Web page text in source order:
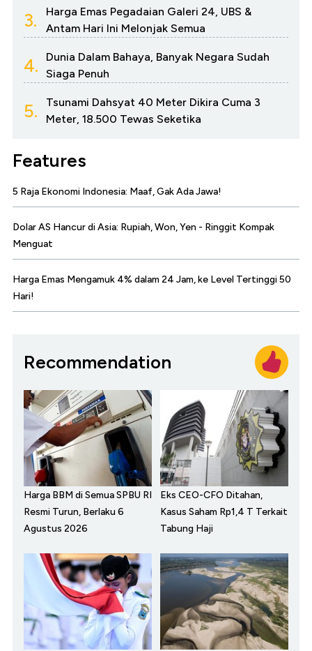
3.
Harga Emas Pegadaian Galeri 24, UBS &
Antam Hari Ini Melonjak Semua
4.
Dunia Dalam Bahaya, Banyak Negara Sudah
Siaga Penuh
5.
Tsunami Dahsyat 40 Meter Dikira Cuma 3
Meter, 18.500 Tewas Seketika
Features
5 Raja Ekonomi Indonesia: Maaf, Gak Ada Jawa!
Dolar AS Hancur di Asia: Rupiah, Won, Yen - Ringgit Kompak
Menguat
Harga Emas Mengamuk 4% dalam 24 Jam, ke Level Tertinggi 50
Hari!
Recommendation
Harga BBM di Semua SPBU RI
Resmi Turun, Berlaku 6
Agustus 2026
Eks CEO-CFO Ditahan,
Kasus Saham Rp1,4 T Terkait
Tabung Haji